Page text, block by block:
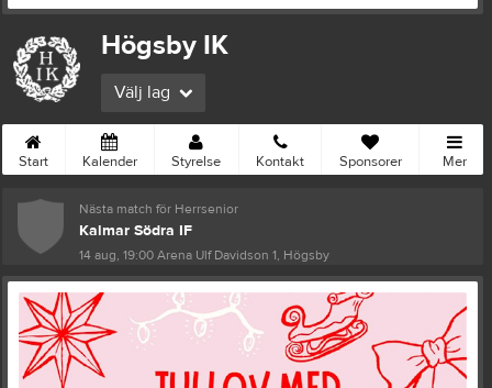
Högsby IK
Välj lag
Start Kalender Styrelse Kontakt Sponsorer Mer
Nästa match för Herrsenior
Kalmar Södra IF
14 aug, 19:00Arena Ulf Davidson 1, Högsby